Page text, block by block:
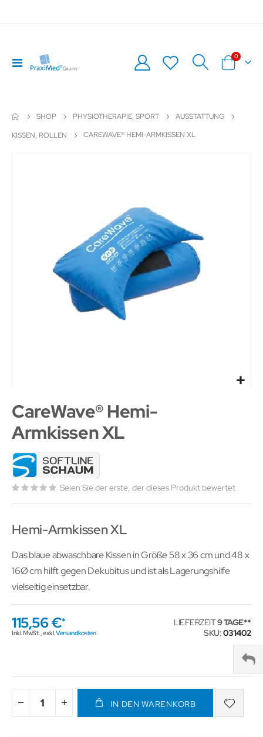
Navigation
umschalten
Warenkorb
0Artikel
SHOP PHYSIOTHERAPIE, SPORT
AUSSTATTUNG
KISSEN, ROLLEN
CAREWAVE® HEMI-ARMKISSEN XL
CareWave® Hemi-
Armkissen XL
Seien Sie der erste, der dieses Produkt bewertet
Hemi-Armkissen XL
Das blaue abwaschbare Kissen in Größe 58 x 36 cm und 48 x
16Ø cm hilft gegen Dekubitus und ist als Lagerungshilfe
vielseitig einsetzbar.
115,56 €
Inkl. MwSt.,exkl.Versandkosten
LIEFERZEIT9 TAGE
SKU 031402
IN DEN WARENKORB